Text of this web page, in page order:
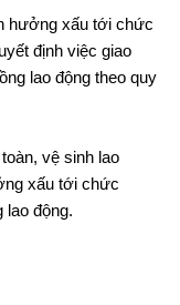
hưởng xấu tới chức
định việc giao
lao động theo quy
vệ sinh lao
xấu tới chức
lao động.